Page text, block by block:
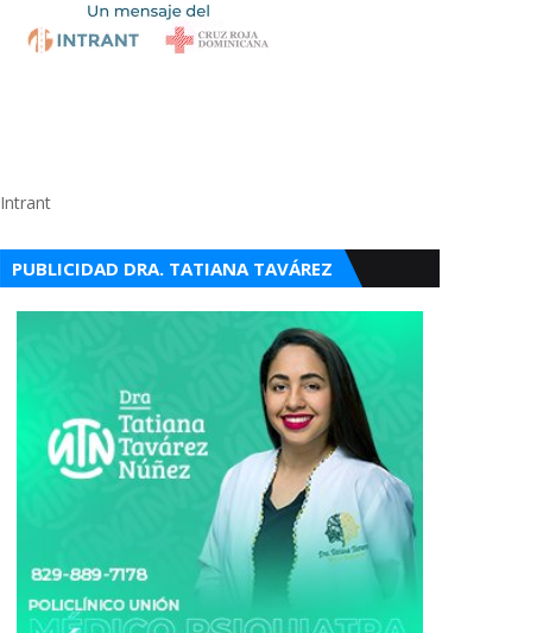
Intrant
PUBLICIDAD DRA. TATIANA TAVÁREZ